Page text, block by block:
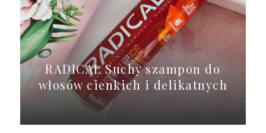
RADICAL Suchy szampon do
włosów cienkich i delikatnych